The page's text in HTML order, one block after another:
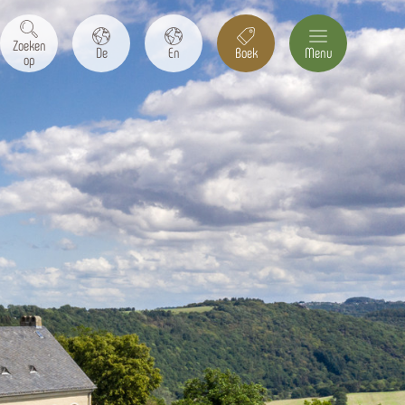
Zoeken
op
De En Boek Menu